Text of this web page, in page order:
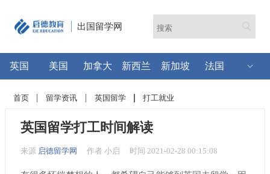
出国留学网
英国 美国 加拿大 新西兰 新加坡 法国
首页 留学资讯 英国留学 打工就业
英国留学打工时间解读
来源 启德留学网 作者 小启 时间 2021-02-28 00:15:08